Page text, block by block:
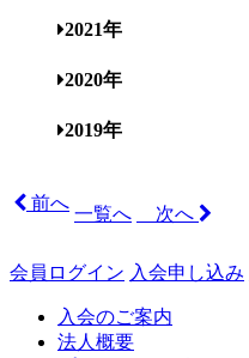
2021年
2020年
2019年
前へ
一覧へ 次へ
会員ログイン 入会申し込み
入会のご案内
法人概要